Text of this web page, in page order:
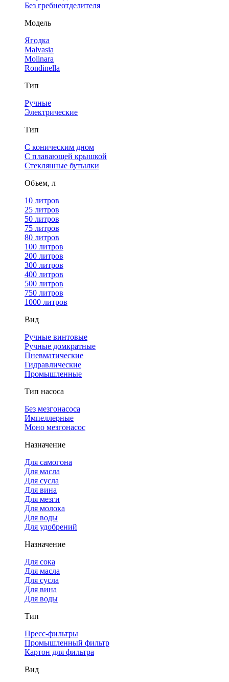
Без гребнеотделителя
Модель
Ягодка
Malvasia
Molinara
Rondinella
Тип
Ручные
Электрические
Тип
С коническим дном
С плавающей крышкой
Стеклянные бутылки
Объем, л
10 литров
25 литров
50 литров
75 литров
80 литров
100 литров
200 литров
300 литров
400 литров
500 литров
750 литров
1000 литров
Вид
Ручные винтовые
Ручные домкратные
Пневматические
Гидравлические
Промышленные
Тип насоса
Без мезгонасоса
Импеллерные
Моно мезгонасос
Назначение
Для самогона
Для масла
Для сусла
Для вина
Для мезги
Для молока
Для воды
Для удобрений
Назначение
Для сока
Для масла
Для сусла
Для вина
Для воды
Тип
Пресс-фильтры
Промышленный фильтр
Картон для фильтра
Вид